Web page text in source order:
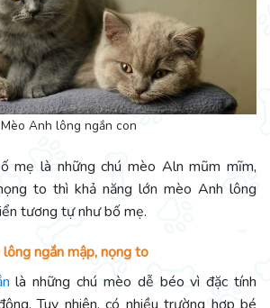
Mèo Anh lông ngắn con
mẹ là những chú mèo Aln mũm mĩm,
to thì khả năng lớn mèo Anh lông
tương tự như bố mẹ.
ngắn mập, nọng to
là những chú mèo dễ béo vì đặc tính